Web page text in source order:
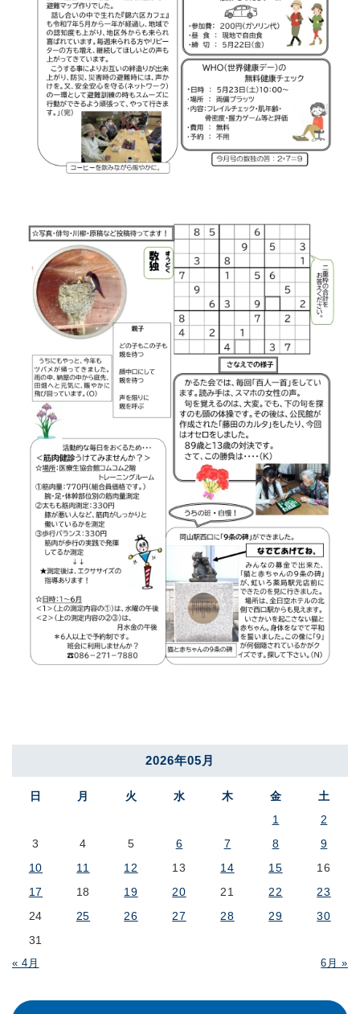
2026年05月
日 月 火 水 木 金 土
« 4月 6月 »
1
2
3
4 5 6 7 8
9
10
11 12 13 14 15
16
17
18 19 20 21 22
23
24
25 26 27 28 29
30
31